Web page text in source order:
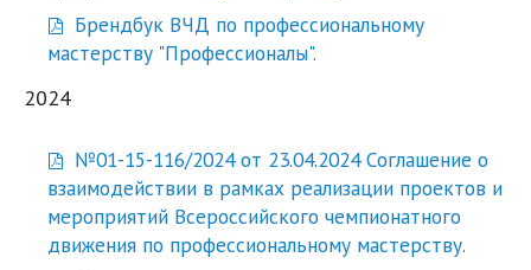
Брендбук ВЧД по профессиональному
мастерству "Профессионалы".
2024
№01-15-116/2024 от 23.04.2024 Соглашение о
взаимодействии в рамках реализации проектов и
мероприятий Всероссийского чемпионатного
движения по профессиональному мастерству.